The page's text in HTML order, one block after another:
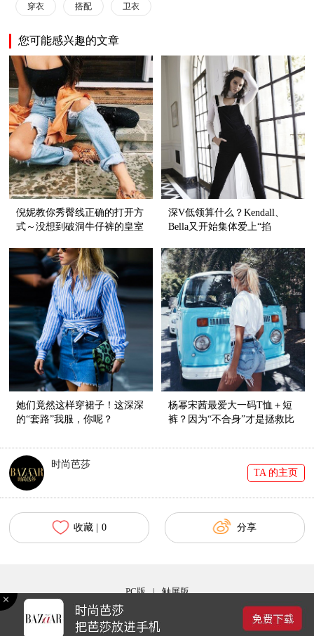
穿衣 搭配 卫衣
您可能感兴趣的文章
倪妮教你秀臀线正确的打开方
式～没想到破洞牛仔裤的皇室
深V低领算什么？Kendall、
Bella又开始集体爱上“掐
她们竟然这样穿裙子！这深深
的“套路”我服，你呢？
杨幂宋茜最爱大一码T恤＋短
裤？因为“不合身”才是拯救比
时尚芭莎
TA 的主页
收藏 | 0 分享
PC版 | 触屏版
Copyright © 2017 bazaar.com.cn 北京时尚在线网络服务有限公司 京ICP备030044号